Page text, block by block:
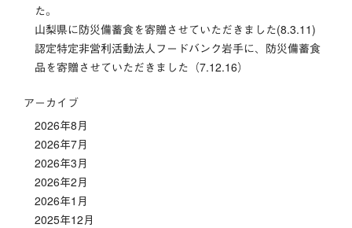
た。
山梨県に防災備蓄食を寄贈させていただきました(8.3.11)
認定特定非営利活動法人フードバンク岩手に、防災備蓄食
品を寄贈させていただきました（7.12.16）
アーカイブ
2026年8月
2026年7月
2026年3月
2026年2月
2026年1月
2025年12月